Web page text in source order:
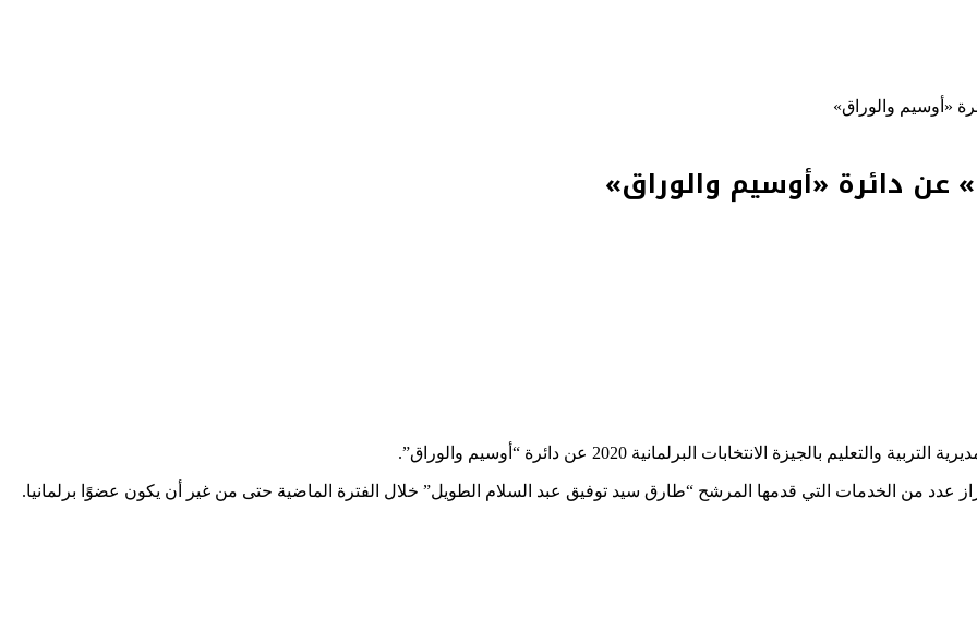
«أوسيم والوراق»
عن دائرة «أوسيم والوراق»
الانتخابات البرلمانية 2020 عن دائرة “أوسيم والوراق”.
عدد من الخدمات التي قدمها المرشح “طارق سيد توفيق عبد السلام الطويل” خلال الفترة الماضية حتى من غير أن يكون عضوًا برلمانيا.